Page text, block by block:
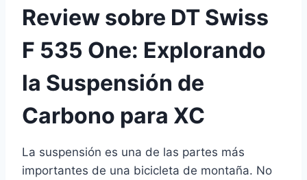
Review sobre DT Swiss
F 535 One: Explorando
la Suspensión de
Carbono para XC
La suspensión es una de las partes más
importantes de una bicicleta de montaña. No